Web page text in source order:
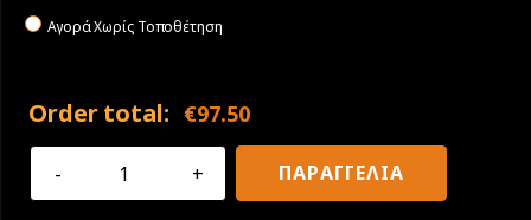
Αγορά Χωρίς Τοποθέτηση
Order total: €97.50
205/50R17
ΠΑΡΑΓΓΕΛΙΑ